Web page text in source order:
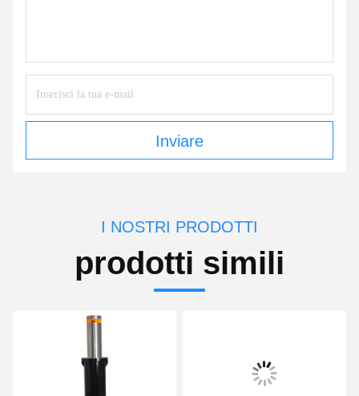
Inviare
I NOSTRI PRODOTTI
prodotti simili